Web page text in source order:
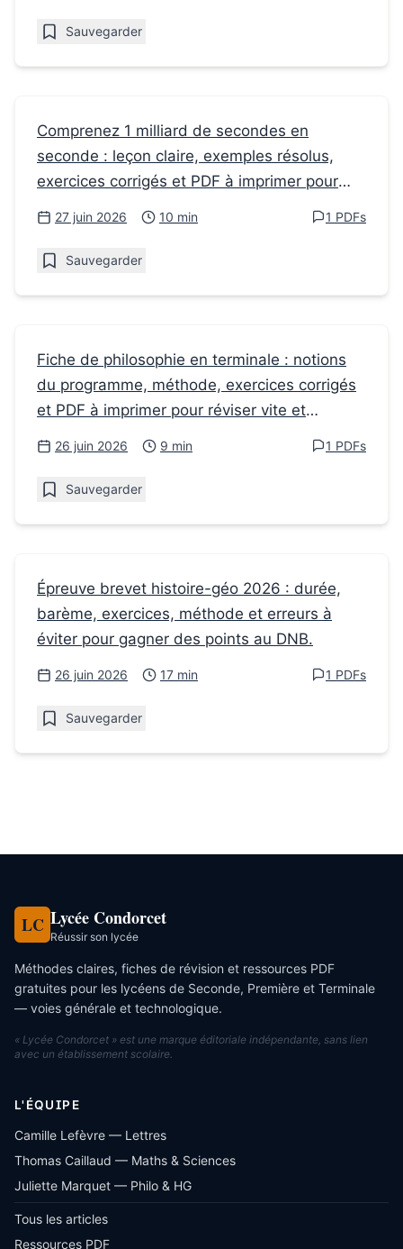
Sauvegarder
Fiches de révision
Comment se représenter 1 milliard de
secondes en seconde ?
Comprenez 1 milliard de secondes en
seconde : leçon claire, exemples résolus,
exercices corrigés et PDF à imprimer pour
réviser vite.
27 juin 2026 10 min 1 PDFs
Sauvegarder
Fiches de révision
Les notions de philo en Terminale : fiche de
cours à imprimer
Fiche de philosophie en terminale : notions
du programme, méthode, exercices corrigés
et PDF à imprimer pour réviser vite et
correctement.
26 juin 2026 9 min 1 PDFs
Sauvegarder
Fiches de révision
Épreuve brevet histoire-géo : format,
barème et méthode 2026
Épreuve brevet histoire-géo 2026 : durée,
barème, exercices, méthode et erreurs à
éviter pour gagner des points au DNB.
26 juin 2026 17 min 1 PDFs
Sauvegarder
LC Lycée Condorcet
Réussir son lycée
Méthodes claires, fiches de révision et ressources PDF
gratuites pour les lycéens de Seconde, Première et Terminale
— voies générale et technologique.
« Lycée Condorcet » est une marque éditoriale indépendante, sans lien
avec un établissement scolaire.
L'ÉQUIPE
Camille Lefèvre — Lettres
Thomas Caillaud — Maths & Sciences
Juliette Marquet — Philo & HG
Tous les articles
Ressources PDF